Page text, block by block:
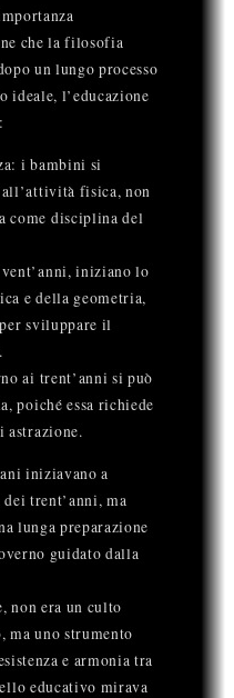
che la filosofia
un lungo processo
ideale, l’educazione
i bambini si
fisica, non
come disciplina del
iniziano lo
e della geometria,
sviluppare il
ai trent’anni si può
poiché essa richiede
astrazione.
iniziavano a
trent’anni, ma
lunga preparazione
guidato dalla
non era un culto
ma uno strumento
e armonia tra
educativo mirava